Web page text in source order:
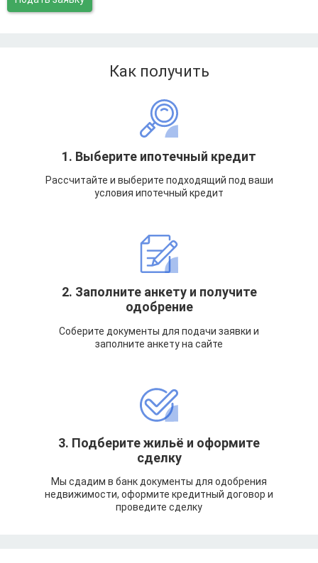
Как получить
1. Выберите ипотечный кредит
Рассчитайте и выберите подходящий под ваши
условия ипотечный кредит
2. Заполните анкету и получите
одобрение
Соберите документы для подачи заявки и
заполните анкету на сайте
3. Подберите жильё и оформите
сделку
Мы сдадим в банк документы для одобрения
недвижимости, оформите кредитный договор и
проведите сделку